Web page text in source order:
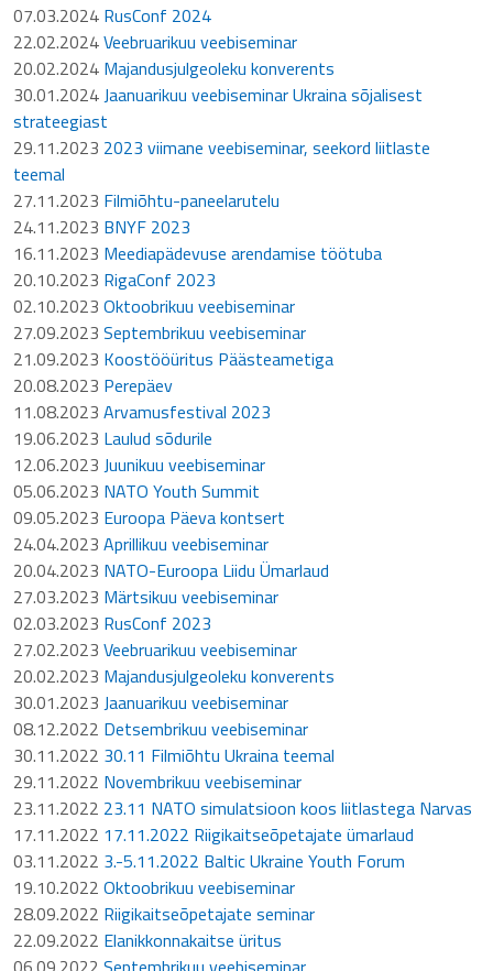
07.03.2024 RusConf 2024
22.02.2024Veebruarikuu veebiseminar
20.02.2024 Majandusjulgeoleku konverents
30.01.2024Jaanuarikuu veebiseminar Ukraina sõjalisest
strateegiast
29.11.2023 2023 viimane veebiseminar, seekord liitlaste
teemal
27.11.2023 Filmiõhtu-paneelarutelu
24.11.2023 BNYF 2023
16.11.2023 Meediapädevuse arendamise töötuba
20.10.2023 RigaConf 2023
02.10.2023 Oktoobrikuu veebiseminar
27.09.2023 Septembrikuu veebiseminar
21.09.2023 Koostööüritus Päästeametiga
20.08.2023 Perepäev
11.08.2023 Arvamusfestival 2023
19.06.2023 Laulud sõdurile
12.06.2023 Juunikuu veebiseminar
05.06.2023 NATO Youth Summit
09.05.2023 Euroopa Päeva kontsert
24.04.2023 Aprillikuu veebiseminar
20.04.2023 NATO-Euroopa Liidu Ümarlaud
27.03.2023 Märtsikuu veebiseminar
02.03.2023 RusConf 2023
27.02.2023 Veebruarikuu veebiseminar
20.02.2023 Majandusjulgeoleku konverents
30.01.2023 Jaanuarikuu veebiseminar
08.12.2022 Detsembrikuu veebiseminar
30.11.2022 30.11 Filmiõhtu Ukraina teemal
29.11.2022 Novembrikuu veebiseminar
23.11.2022 23.11 NATO simulatsioon koos liitlastega Narvas
17.11.2022 17.11.2022 Riigikaitseõpetajate ümarlaud
03.11.2022 3.-5.11.2022 Baltic Ukraine Youth Forum
19.10.2022 Oktoobrikuu veebiseminar
28.09.2022 Riigikaitseõpetajate seminar
22.09.2022 Elanikkonnakaitse üritus